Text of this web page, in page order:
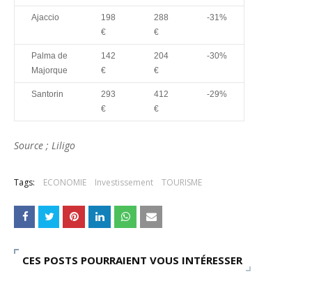
Ajaccio
198
€
288
€
-31%
Palma de
Majorque
142
€
204
€
-30%
Santorin
293
€
412
€
-29%
Source ; Liligo
Tags: ECONOMIE Investissement TOURISME
CES POSTS POURRAIENT VOUS INTÉRESSER